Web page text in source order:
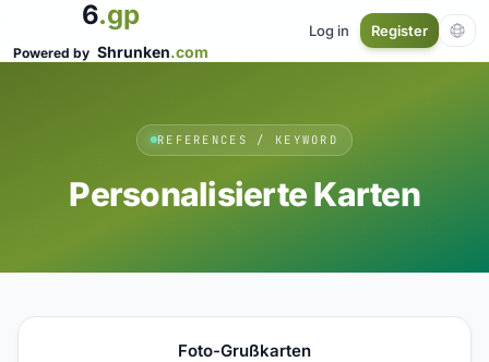
6.gp
Powered by Shrunken.com
Log in Register
REFERENCES / KEYWORD
Personalisierte Karten
Foto-Grußkarten